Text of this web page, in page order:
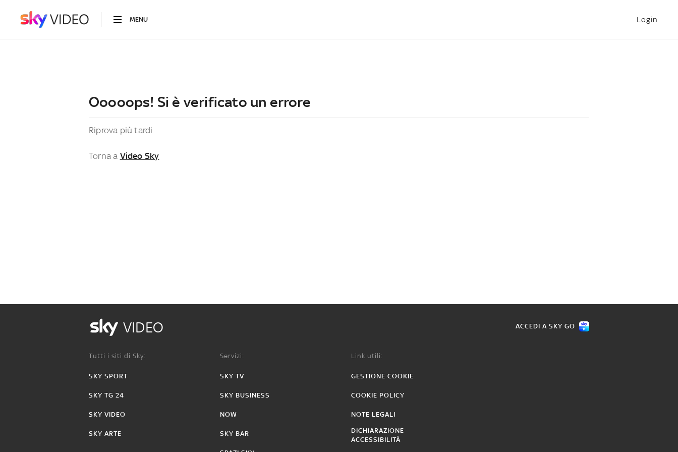
MENU Login
Ooooops! Si è verificato un errore
Riprova più tardi
Torna a Video Sky
VIDEO ACCEDI A SKY GO
Tutti i siti di Sky:
SKY SPORT
SKY TG 24
SKY VIDEO
SKY ARTE
Servizi:
SKY TV
SKY BUSINESS
NOW
SKY BAR
Link utili:
GESTIONE COOKIE
COOKIE POLICY
NOTE LEGALI
DICHIARAZIONE
ACCESSIBILITÀ